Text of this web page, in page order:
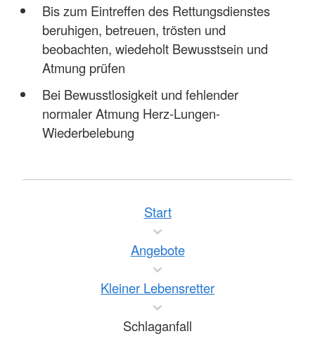
Bis zum Eintreffen des Rettungsdienstes
beruhigen, betreuen, trösten und
beobachten, wiedeholt Bewusstsein und
Atmung prüfen
Bei Bewusstlosigkeit und fehlender
normaler Atmung Herz-Lungen-
Wiederbelebung
Start
Angebote
Kleiner Lebensretter
Schlaganfall